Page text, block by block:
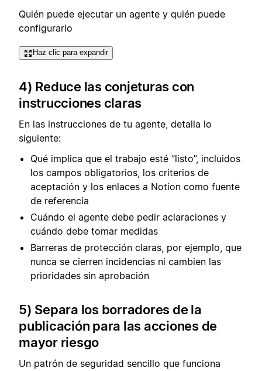
Quién puede ejecutar un agente y quién puede
configurarlo
Haz clic para expandir
4) Reduce las conjeturas con
instrucciones claras
En las instrucciones de tu agente, detalla lo
siguiente:
Qué implica que el trabajo esté “listo”, incluidos
los campos obligatorios, los criterios de
aceptación y los enlaces a Notion como fuente
de referencia
Cuándo el agente debe pedir aclaraciones y
cuándo debe tomar medidas
Barreras de protección claras, por ejemplo, que
nunca se cierren incidencias ni cambien las
prioridades sin aprobación
5) Separa los borradores de la
publicación para las acciones de
mayor riesgo
Un patrón de seguridad sencillo que funciona